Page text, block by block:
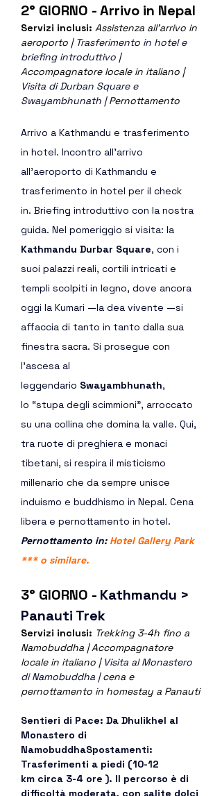
2° GIORNO - Arrivo in Nepal
Servizi inclusi: Assistenza all’arrivo in
aeroporto | Trasferimento in hotel e
briefing introduttivo |
Accompagnatore locale in italiano |
Visita di Durban Square e
Swayambhunath | Pernottamento
Arrivo a Kathmandu e trasferimento
in hotel. Incontro all'arrivo
all'aeroporto di Kathmandu e
trasferimento in hotel per il check
in. Briefing introduttivo con la nostra
guida. Nel pomeriggio si visita: la
Kathmandu Durbar Square, con i
suoi palazzi reali, cortili intricati e
templi scolpiti in legno, dove ancora
oggi la Kumari —la dea vivente —si
affaccia di tanto in tanto dalla sua
finestra sacra. Si prosegue con
l’ascesa al
leggendario Swayambhunath,
lo “stupa degli scimmioni”, arroccato
su una collina che domina la valle. Qui,
tra ruote di preghiera e monaci
tibetani, si respira il misticismo
millenario che da sempre unisce
induismo e buddhismo in Nepal. Cena
libera e pernottamento in hotel.
Pernottamento in: Hotel Gallery Park
*** o similare.
3° GIORNO - Kathmandu >
Panauti Trek
Servizi inclusi: Trekking 3-4h fino a
Namobuddha | Accompagnatore
locale in italiano | Visita al Monastero
di Namobuddha | cena e
pernottamento in homestay a Panauti
Sentieri di Pace: Da Dhulikhel al
Monastero di
NamobuddhaSpostamenti:
Trasferimenti a piedi (10-12
km circa 3-4 ore ). Il percorso è di
difficoltà moderata, con salite dolci